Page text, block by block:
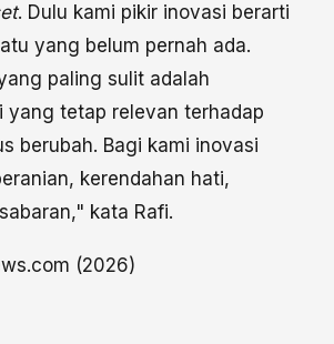
. Dulu kami pikir inovasi berarti
yang belum pernah ada.
paling sulit adalah
yang tetap relevan terhadap
berubah. Bagi kami inovasi
kerendahan hati,
kata Rafi.
(2026)